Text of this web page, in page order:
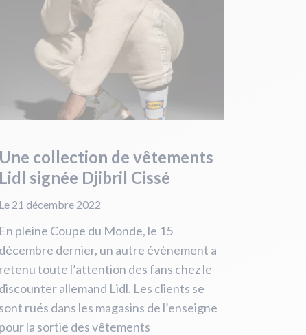
Une collection de vêtements
Lidl signée Djibril Cissé
Le 21 décembre 2022
En pleine Coupe du Monde, le 15
décembre dernier, un autre évènement a
retenu toute l’attention des fans chez le
discounter allemand Lidl. Les clients se
sont rués dans les magasins de l’enseigne
pour la sortie des vêtements